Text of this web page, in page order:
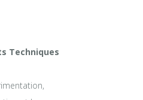
Techniques